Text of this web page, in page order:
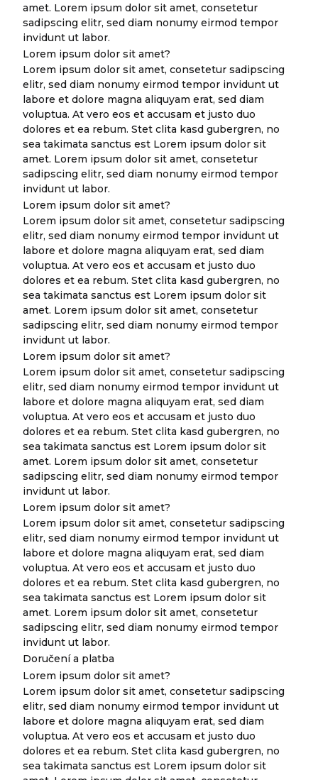
amet. Lorem ipsum dolor sit amet, consetetur
sadipscing elitr, sed diam nonumy eirmod tempor
invidunt ut labor.
Lorem ipsum dolor sit amet?
Lorem ipsum dolor sit amet, consetetur sadipscing
elitr, sed diam nonumy eirmod tempor invidunt ut
labore et dolore magna aliquyam erat, sed diam
voluptua. At vero eos et accusam et justo duo
dolores et ea rebum. Stet clita kasd gubergren, no
sea takimata sanctus est Lorem ipsum dolor sit
amet. Lorem ipsum dolor sit amet, consetetur
sadipscing elitr, sed diam nonumy eirmod tempor
invidunt ut labor.
Lorem ipsum dolor sit amet?
Lorem ipsum dolor sit amet, consetetur sadipscing
elitr, sed diam nonumy eirmod tempor invidunt ut
labore et dolore magna aliquyam erat, sed diam
voluptua. At vero eos et accusam et justo duo
dolores et ea rebum. Stet clita kasd gubergren, no
sea takimata sanctus est Lorem ipsum dolor sit
amet. Lorem ipsum dolor sit amet, consetetur
sadipscing elitr, sed diam nonumy eirmod tempor
invidunt ut labor.
Lorem ipsum dolor sit amet?
Lorem ipsum dolor sit amet, consetetur sadipscing
elitr, sed diam nonumy eirmod tempor invidunt ut
labore et dolore magna aliquyam erat, sed diam
voluptua. At vero eos et accusam et justo duo
dolores et ea rebum. Stet clita kasd gubergren, no
sea takimata sanctus est Lorem ipsum dolor sit
amet. Lorem ipsum dolor sit amet, consetetur
sadipscing elitr, sed diam nonumy eirmod tempor
invidunt ut labor.
Lorem ipsum dolor sit amet?
Lorem ipsum dolor sit amet, consetetur sadipscing
elitr, sed diam nonumy eirmod tempor invidunt ut
labore et dolore magna aliquyam erat, sed diam
voluptua. At vero eos et accusam et justo duo
dolores et ea rebum. Stet clita kasd gubergren, no
sea takimata sanctus est Lorem ipsum dolor sit
amet. Lorem ipsum dolor sit amet, consetetur
sadipscing elitr, sed diam nonumy eirmod tempor
invidunt ut labor.
Doručení a platba
Lorem ipsum dolor sit amet?
Lorem ipsum dolor sit amet, consetetur sadipscing
elitr, sed diam nonumy eirmod tempor invidunt ut
labore et dolore magna aliquyam erat, sed diam
voluptua. At vero eos et accusam et justo duo
dolores et ea rebum. Stet clita kasd gubergren, no
sea takimata sanctus est Lorem ipsum dolor sit